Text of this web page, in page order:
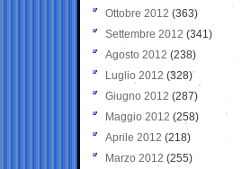
Ottobre 2012 (363)
Settembre 2012 (341)
Agosto 2012 (238)
Luglio 2012 (328)
Giugno 2012 (287)
Maggio 2012 (258)
Aprile 2012 (218)
Marzo 2012 (255)